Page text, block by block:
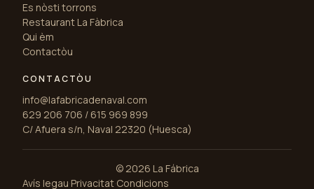
Es nòsti torrons
Restaurant La Fàbrica
Qui èm
Contactòu
CONTACTÒU
info@lafabricadenaval.com
629 206 706 / 615 969 899
C/ Afuera s/n, Naval 22320 (Huesca)
© 2026 La Fábrica
Avís legau·Privacitat·Condicions